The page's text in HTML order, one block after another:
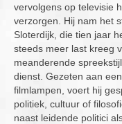
vervolgens op televisie
verzorgen. Hij nam het
Sloterdijk, die tien jaar
steeds meer last kreeg
meanderende
dienst. Gezeten aan
filmlampen, voert hij
politiek, cultuur of
naast leidende politici